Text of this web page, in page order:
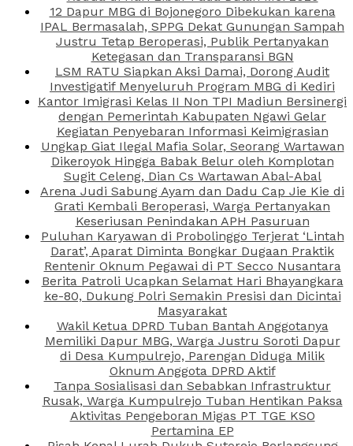
12 Dapur MBG di Bojonegoro Dibekukan karena
IPAL Bermasalah, SPPG Dekat Gunungan Sampah
Justru Tetap Beroperasi, Publik Pertanyakan
Ketegasan dan Transparansi BGN
LSM RATU Siapkan Aksi Damai, Dorong Audit
Investigatif Menyeluruh Program MBG di Kediri
Kantor Imigrasi Kelas II Non TPI Madiun Bersinergi
dengan Pemerintah Kabupaten Ngawi Gelar
Kegiatan Penyebaran Informasi Keimigrasian
Ungkap Giat Ilegal Mafia Solar, Seorang Wartawan
Dikeroyok Hingga Babak Belur oleh Komplotan
Sugit Celeng, Dian Cs Wartawan Abal-Abal
Arena Judi Sabung Ayam dan Dadu Cap Jie Kie di
Grati Kembali Beroperasi, Warga Pertanyakan
Keseriusan Penindakan APH Pasuruan
Puluhan Karyawan di Probolinggo Terjerat ‘Lintah
Darat’, Aparat Diminta Bongkar Dugaan Praktik
Rentenir Oknum Pegawai di PT Secco Nusantara
Berita Patroli Ucapkan Selamat Hari Bhayangkara
ke-80, Dukung Polri Semakin Presisi dan Dicintai
Masyarakat
Wakil Ketua DPRD Tuban Bantah Anggotanya
Memiliki Dapur MBG, Warga Justru Soroti Dapur
di Desa Kumpulrejo, Parengan Diduga Milik
Oknum Anggota DPRD Aktif
Tanpa Sosialisasi dan Sebabkan Infrastruktur
Rusak, Warga Kumpulrejo Tuban Hentikan Paksa
Aktivitas Pengeboran Migas PT TGE KSO
Pertamina EP